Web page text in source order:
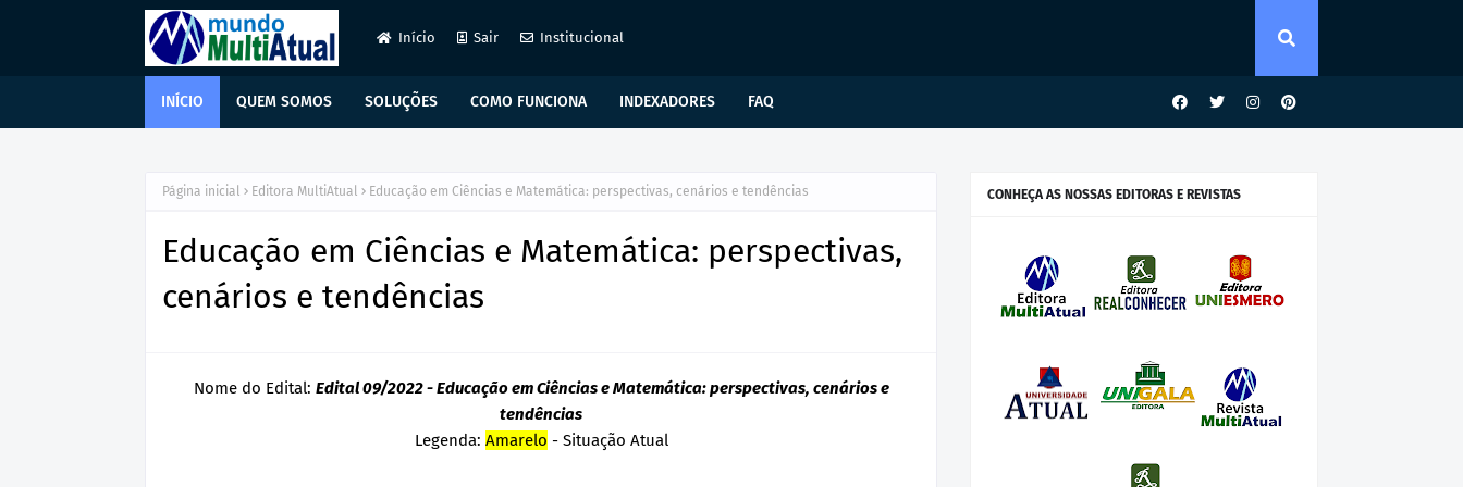
Início Sair Institucional
INÍCIO QUEM SOMOS SOLUÇÕES COMO FUNCIONA INDEXADORES FAQ
Página inicial Editora MultiAtual Educação em Ciências e Matemática: perspectivas, cenários e tendências
Educação em Ciências e Matemática: perspectivas,
cenários e tendências
Nome do Edital: Edital 09/2022 - Educação em Ciências e Matemática: perspectivas, cenários e
tendências
Legenda: Amarelo - Situação Atual
CONHEÇA AS NOSSAS EDITORAS E REVISTAS